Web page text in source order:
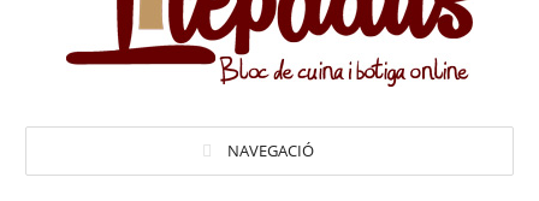
NAVEGACIÓ